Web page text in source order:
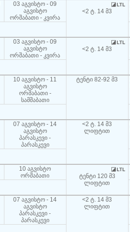
03 აგვისტო - 09
აგვისტო
ორშაბათი - კვირა
<2 ტ. 14 მ3
03 აგვისტო - 09
აგვისტო
ორშაბათი - კვირა
<2 ტ. 14 მ3
10 აგვისტო - 11
აგვისტო
ორშაბათი -
სამშაბათი
ტენტი 82-92 მ3
07 აგვისტო - 14
აგვისტო
პარასკევი -
პარასკევი
<2 ტ. 14 მ3
ლიფტით
10 აგვისტო
ორშაბათი
ტენტი 120 მ3
ლიფტით
07 აგვისტო - 14
აგვისტო
პარასკევი -
პარასკევი
<2 ტ. 14 მ3
ლიფტით